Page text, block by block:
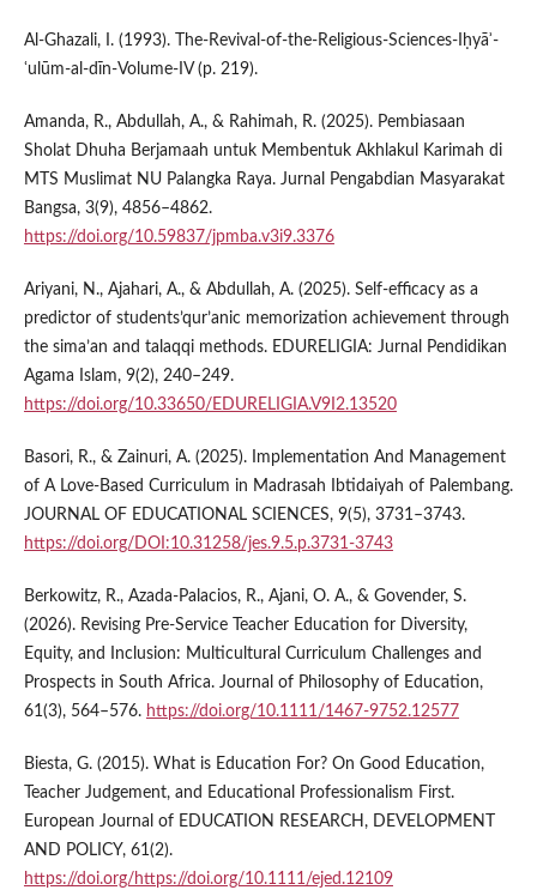
Al-Ghazali, I. (1993). The-Revival-of-the-Religious-Sciences-Iḥyāʾ-
ʿulūm-al-dīn-Volume-IV (p. 219).
Amanda, R., Abdullah, A., & Rahimah, R. (2025). Pembiasaan
Sholat Dhuha Berjamaah untuk Membentuk Akhlakul Karimah di
MTS Muslimat NU Palangka Raya. Jurnal Pengabdian Masyarakat
Bangsa, 3(9), 4856–4862.
https://doi.org/10.59837/jpmba.v3i9.3376
Ariyani, N., Ajahari, A., & Abdullah, A. (2025). Self-efficacy as a
predictor of students’qur’anic memorization achievement through
the sima’an and talaqqi methods. EDURELIGIA: Jurnal Pendidikan
Agama Islam, 9(2), 240–249.
https://doi.org/10.33650/EDURELIGIA.V9I2.13520
Basori, R., & Zainuri, A. (2025). Implementation And Management
of A Love-Based Curriculum in Madrasah Ibtidaiyah of Palembang.
JOURNAL OF EDUCATIONAL SCIENCES, 9(5), 3731–3743.
https://doi.org/DOI:10.31258/jes.9.5.p.3731-3743
Berkowitz, R., Azada-Palacios, R., Ajani, O. A., & Govender, S.
(2026). Revising Pre-Service Teacher Education for Diversity,
Equity, and Inclusion: Multicultural Curriculum Challenges and
Prospects in South Africa. Journal of Philosophy of Education,
61(3), 564–576. https://doi.org/10.1111/1467-9752.12577
Biesta, G. (2015). What is Education For? On Good Education,
Teacher Judgement, and Educational Professionalism First.
European Journal of EDUCATION RESEARCH, DEVELOPMENT
AND POLICY, 61(2).
https://doi.org/https://doi.org/10.1111/ejed.12109